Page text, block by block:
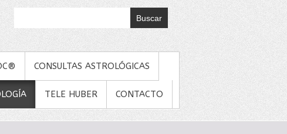
Buscar
CONSULTAS ASTROLÓGICAS
TELE HUBER CONTACTO